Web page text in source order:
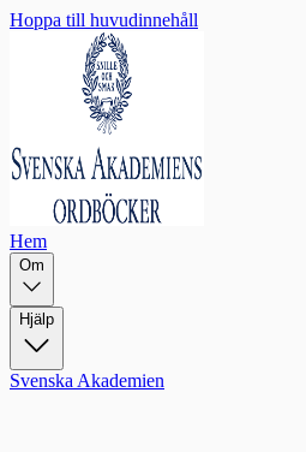
Hoppa till huvudinnehåll
Hem
Om
Hjälp
Svenska Akademien